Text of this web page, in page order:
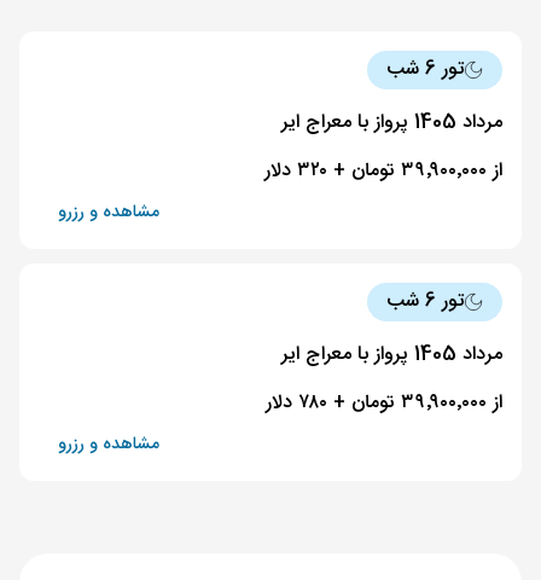
تور 6 شب
مرداد 1405 پرواز با معراج ایر
از ۳۹٬۹۰۰٬۰۰۰ تومان + ۳۲۰ دلار
مشاهده و رزرو
تور 6 شب
مرداد 1405 پرواز با معراج ایر
از ۳۹٬۹۰۰٬۰۰۰ تومان + ۷۸۰ دلار
مشاهده و رزرو